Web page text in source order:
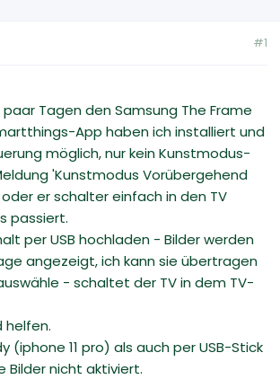
#1
Tagen den Samsung The Frame
App haben ich installiert und
möglich, nur kein Kunstmodus-
'Kunstmodus Vorübergehend
er schalter einfach in den TV
passiert.
per USB hochladen - Bilder werden
angezeigt, ich kann sie übertragen
- schaltet der TV in dem TV-
helfen.
(iphone 11 pro) als auch per USB-Stick
Bilder nicht aktiviert.